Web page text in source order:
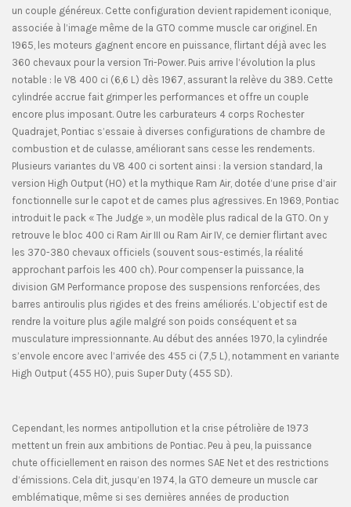
un couple généreux. Cette configuration devient rapidement iconique,
associée à l’image même de la GTO comme muscle car originel. En
1965, les moteurs gagnent encore en puissance, flirtant déjà avec les
360 chevaux pour la version Tri-Power. Puis arrive l’évolution la plus
notable : le V8 400 ci (6,6 L) dès 1967, assurant la relève du 389. Cette
cylindrée accrue fait grimper les performances et offre un couple
encore plus imposant. Outre les carburateurs 4 corps Rochester
Quadrajet, Pontiac s’essaie à diverses configurations de chambre de
combustion et de culasse, améliorant sans cesse les rendements.
Plusieurs variantes du V8 400 ci sortent ainsi : la version standard, la
version High Output (HO) et la mythique Ram Air, dotée d’une prise d’air
fonctionnelle sur le capot et de cames plus agressives. En 1969, Pontiac
introduit le pack « The Judge », un modèle plus radical de la GTO. On y
retrouve le bloc 400 ci Ram Air III ou Ram Air IV, ce dernier flirtant avec
les 370-380 chevaux officiels (souvent sous-estimés, la réalité
approchant parfois les 400 ch). Pour compenser la puissance, la
division GM Performance propose des suspensions renforcées, des
barres antiroulis plus rigides et des freins améliorés. L’objectif est de
rendre la voiture plus agile malgré son poids conséquent et sa
musculature impressionnante. Au début des années 1970, la cylindrée
s’envole encore avec l’arrivée des 455 ci (7,5 L), notamment en variante
High Output (455 HO), puis Super Duty (455 SD).
Cependant, les normes antipollution et la crise pétrolière de 1973
mettent un frein aux ambitions de Pontiac. Peu à peu, la puissance
chute officiellement en raison des normes SAE Net et des restrictions
d’émissions. Cela dit, jusqu’en 1974, la GTO demeure un muscle car
emblématique, même si ses dernières années de production